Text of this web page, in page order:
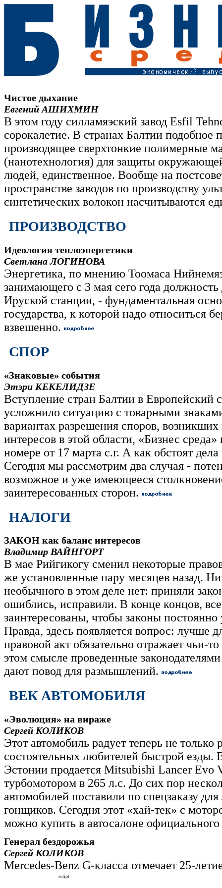
Чистое дыхание
Евгений АШИХМИН
В этом году силламяэский завод Esfil
сорокалетие. В странах Балтии подобное
производящее сверхтонкие полимерные
(нанотехнология) для защиты
людей, единственное. Вообще на
пространстве заводов по производству
синтетических волокон насчитываются
ПРОИЗВОДСТВО
Идеология теплоэнергетики
Светлана ЛОГИНОВА
Энергетика, по мнению Тоомаса
занимающего с 3 мая сего года должность
Ируской станции, - фундаментальная
государства, к которой надо относиться
взвешенно.
СПОР
«Знаковые» события
Этэри КЕКЕЛИДЗЕ
Вступление стран Балтии в Европейский
усложнило ситуацию с товарными
вариантах разрешения споров,
интересов в этой области, «Бизнес среда»
номере от 17 марта с.г. А как обстоят
Сегодня мы рассмотрим два случая -
возможное и уже имеющееся
заинтересованных сторон.
НАЛОГИ
ЗАКОН как баланс интересов
Владимир ВАЙНГОРТ
В мае Рийгикогу сменил некоторые
же установленные пару месяцев назад.
необычного в этом деле нет: приняли
ошиблись, исправили. В конце концов, все
заинтересованы, чтобы законы
Правда, здесь появляется вопрос: лучше
правовой акт обязательно отражает чьи-
этом смысле проведенные
дают повод для размышлений.
ВЕК АВТОМОБИЛЯ
«Эволюция» на вираже
Сергей КОЛИКОВ
Этот автомобиль радует теперь не только
состоятельных любителей быстрой езды.
Эстонии продается Mitsubishi Lancer Evo
турбомотором в 265 л.с. До сих пор
автомобилей поставили по спецзаказу
гонщиков. Сегодня этот «хай-тек» с
можно купить в автосалоне
Генерал бездорожья
Сергей КОЛИКОВ
Mercedes-Benz G-класса отмечает 25-
script